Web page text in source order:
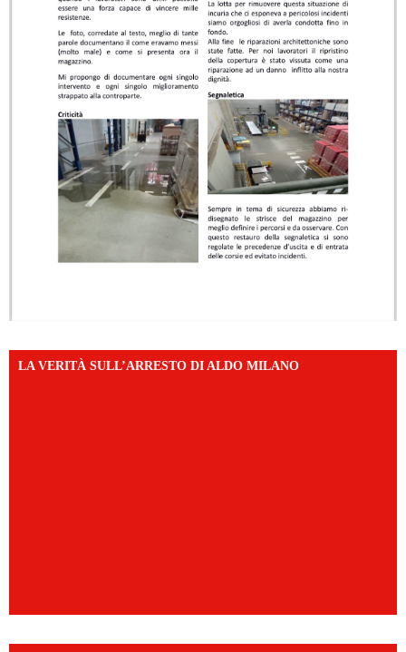
LA VERITÀ SULL’ARRESTO DI ALDO MILANO